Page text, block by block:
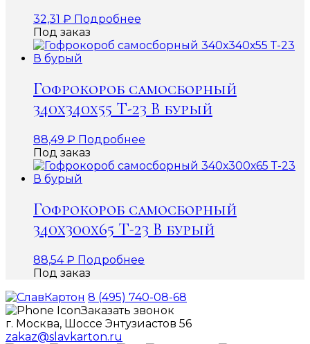
32,31 ₽ Подробнее
Под заказ
Гофрокороб самосборный
340х340х55 Т-23 В бурый
88,49 ₽ Подробнее
Под заказ
Гофрокороб самосборный
340х300х65 Т-23 В бурый
88,54₽ Подробнее
Под заказ
8 (495) 740-08-68
Заказать звонок
г. Москва, Шоссе Энтузиастов 56
zakaz@slavkarton.ru